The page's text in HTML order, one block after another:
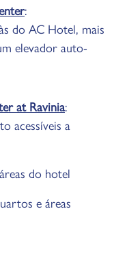
:
do AC Hotel, mais
elevador auto-
at Ravinia:
acessíveis a
do hotel
e áreas